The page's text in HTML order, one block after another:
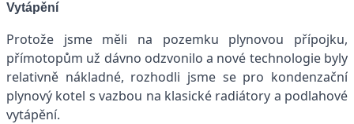
Vytápění
Protože jsme měli na pozemku plynovou přípojku,
přímotopům už dávno odzvonilo a nové technologie byly
relativně nákladné, rozhodli jsme se pro kondenzační
plynový kotel s vazbou na klasické radiátory a podlahové
vytápění.